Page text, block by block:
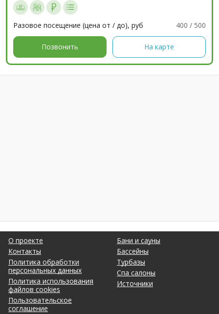
Разовое посещение (цена от / до), руб 400 / 500
Позвонить На карте
О проекте
Контакты
Политика обработки
персональных данных
Политика использования
файлов cookies
Пользовательское
соглашение
Бани и сауны
Бассейны
Турбазы
Спа салоны
Источники